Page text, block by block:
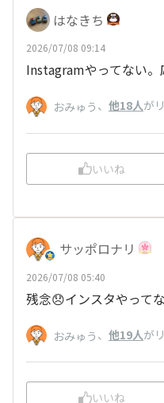
はなきち
2026/07/08 09:14
Instagramやってない
おみゅう 、 他18人が
いいね
サッポロナリ
2026/07/08 05:40
残念😞インスタやってな
おみゅう 、 他19人が
いいね